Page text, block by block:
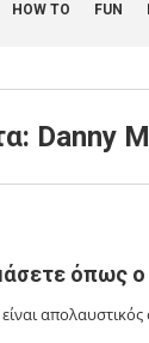
HOW TO FUN
Danny
όπως ο